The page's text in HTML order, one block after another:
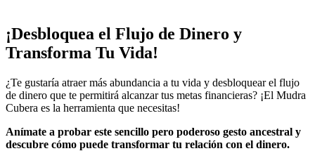
¡Desbloquea el Flujo de Dinero y
Transforma Tu Vida!
¿Te gustaría atraer más abundancia a tu vida y desbloquear el flujo
de dinero que te permitirá alcanzar tus metas financieras? ¡El Mudra
Cubera es la herramienta que necesitas!
Anímate a probar este sencillo pero poderoso gesto ancestral y
descubre cómo puede transformar tu relación con el dinero.